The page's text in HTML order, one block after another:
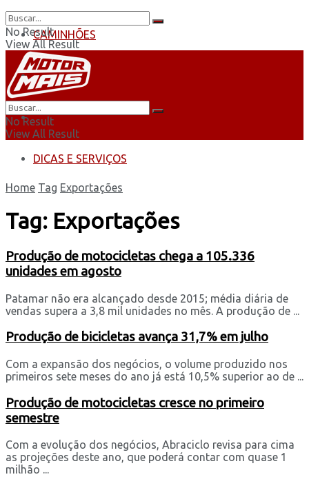
CAMINHÕES
ÔNIBUS
AUTOMOBILISMO
DICAS E SERVIÇOS
No Result
View All Result
No Result
View All Result
Home Tag Exportações
Tag: Exportações
Produção de motocicletas chega a 105.336
unidades em agosto
Patamar não era alcançado desde 2015; média diária de
vendas supera a 3,8 mil unidades no mês. A produção de ...
Produção de bicicletas avança 31,7% em julho
Com a expansão dos negócios, o volume produzido nos
primeiros sete meses do ano já está 10,5% superior ao de ...
Produção de motocicletas cresce no primeiro
semestre
Com a evolução dos negócios, Abraciclo revisa para cima
as projeções deste ano, que poderá contar com quase 1
milhão ...